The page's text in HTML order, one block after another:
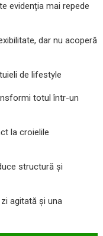
evidenția mai repede
dar nu acoperă
de lifestyle
totul într-un
la croielile
structură și
agitată și una